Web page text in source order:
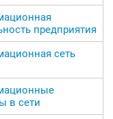
предприятия
сеть
в сети